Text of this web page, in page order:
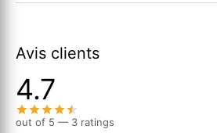
Avis clients
4.7
out of 5 — 3 ratings